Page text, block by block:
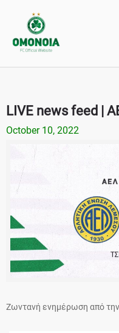
LIVE news feed |
October 10, 2022
Ζωντανή ενημέρωση από